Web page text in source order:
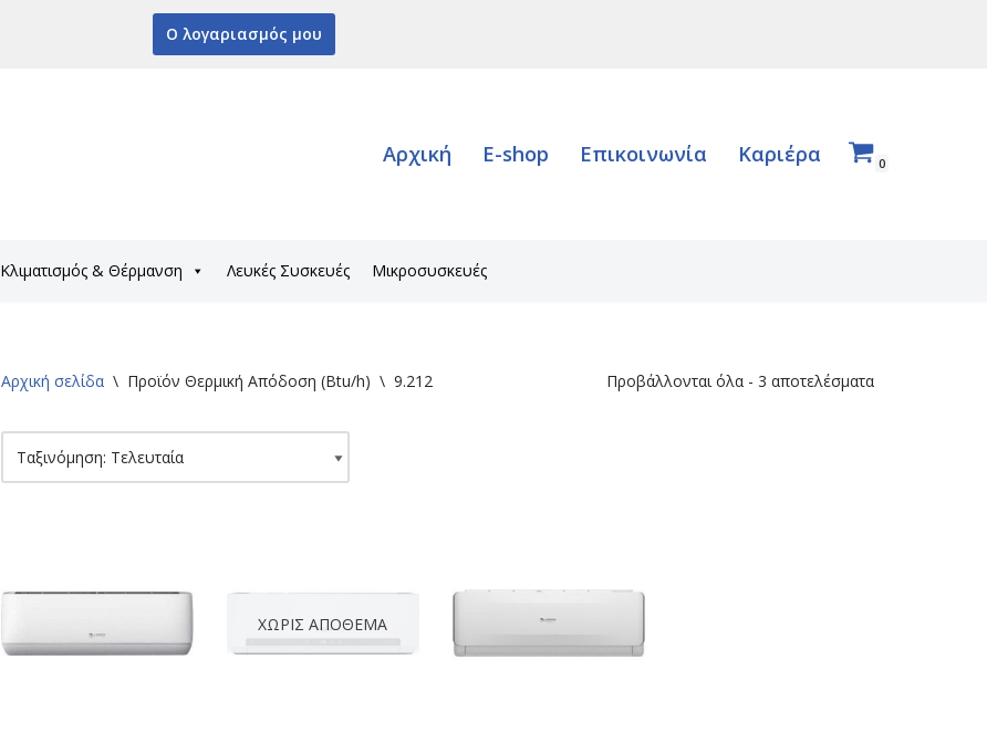
Ο λογαριασμός μου
Αρχική E-shop Επικοινωνία Καριέρα 0
Κλιματισμός & Θέρμανση Λευκές Συσκευές Μικροσυσκευές
Αρχική σελίδα \ Προϊόν Θερμική Απόδοση (Btu/h) \ 9.212 Προβάλλονται όλα - 3 αποτελέσματα
ΧΩΡΊΣ ΑΠΌΘΕΜΑ